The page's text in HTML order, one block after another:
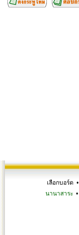
เลือกบอร์ด •
นานาสาระ•